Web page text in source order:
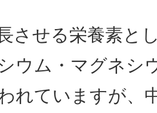
させる栄養素と
ウム・マグネシ
れていますが、